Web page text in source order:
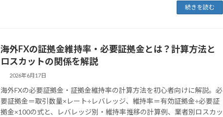
続きを読む
海外FXの証拠金維持率・必要証拠金とは？計算方法と
ロスカットの関係を解説
2026年6月17日
海外FXの必要証拠金・証拠金維持率の計算方法を初心者向けに解説。必
要証拠金＝取引数量×レート÷レバレッジ、維持率＝有効証拠金÷必要証
拠金×100の式と、レバレッジ別・維持率推移の計算例、業者別ロスカッ